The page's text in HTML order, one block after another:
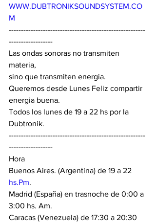
WWW.DUBTRONIKSOUNDSYSTEM.CO
M
--------------------------------------------------------
------------------
Las ondas sonoras no transmiten
materia,
sino que transmiten energia.
Queremos desde Lunes Feliz compartir
energia buena.
Todos los lunes de 19 a 22 hs por la
Dubtronik.
--------------------------------------------------------
------------------
Hora
Buenos Aires. (Argentina) de 19 a 22
hs.Pm.
Madrid (España) en trasnoche de 0:00 a
3:00 hs. Am.
Caracas (Venezuela) de 17:30 a 20:30